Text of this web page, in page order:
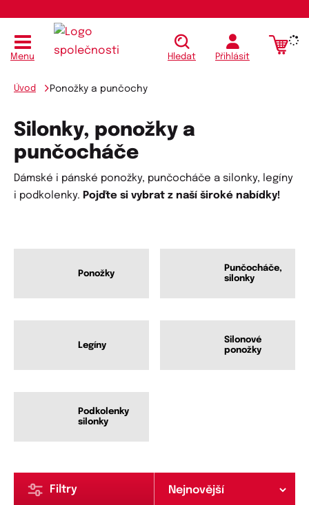
Menu Hledat Přihlásit
Úvod Ponožky a punčochy
Silonky, ponožky a
punčocháče
Dámské i pánské ponožky, punčocháče a silonky, legíny
i podkolenky. Pojďte si vybrat z naší široké nabídky!
Ponožky
Punčocháče,
silonky
Legíny
Silonové
ponožky
Podkolenky
silonky
Filtry